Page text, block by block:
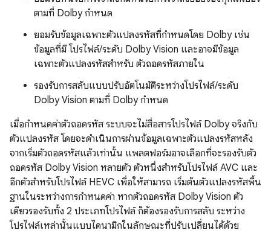
ตามที่ Dolby กำหนด
ยอมรับข้อมูลเฉพาะตัวแปลงรหัสที่กำหนดโดย Dolby เช่น
ข้อมูลที่มี โปรไฟล์/ระดับ Dolby Vision และอาจมีข้อมูล
เฉพาะตัวแปลงรหัสสำหรับ ตัวถอดรหัสภายใน
รองรับการสลับแบบปรับอัตโนมัติระหว่างโปรไฟล์/ระดับ
Dolby Vision ตามที่ Dolby กำหนด
เมื่อกำหนดค่าตัวถอดรหัส ระบบจะไม่สื่อสารโปรไฟล์ Dolby จริงกับ
ตัวแปลงรหัส โดยจะดำเนินการผ่านข้อมูลเฉพาะตัวแปลงรหัสหลัง
จากเริ่มตัวถอดรหัสแล้วเท่านั้น แพลตฟอร์มอาจเลือกที่จะรองรับตัว
ถอดรหัส Dolby Vision หลายตัว ตัวหนึ่งสำหรับโปรไฟล์ AVC และ
อีกตัวสำหรับโปรไฟล์ HEVC เพื่อให้สามารถ เริ่มต้นตัวแปลงรหัสพื้น
ฐานในระหว่างการกำหนดค่า หากตัวถอดรหัส Dolby Vision ตัว
เดียวรองรับทั้ง 2 ประเภทโปรไฟล์ ก็ต้องรองรับการสลับ ระหว่าง
โปรไฟล์เหล่านั้นแบบไดนามิกในลักษณะที่ปรับเปลี่ยนได้ด้วย